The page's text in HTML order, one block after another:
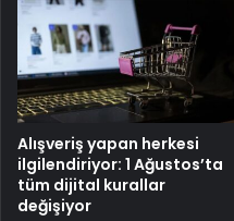
Alışveriş yapan herkesi
ilgilendiriyor: 1 Ağustos’ta
tüm dijital kurallar
değişiyor